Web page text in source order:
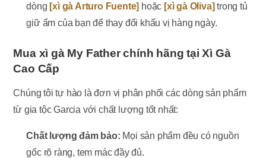
dòng [xì gà Arturo Fuente] hoặc [xì gà Oliva] trong tủ
giữ ẩm của bạn để thay đổi khẩu vị hàng ngày.
Mua xì gà My Father chính hãng tại Xì Gà
Cao Cấp
Chúng tôi tự hào là đơn vị phân phối các dòng sản phẩm
từ gia tộc Garcia với chất lượng tốt nhất:
Chất lượng đảm bảo: Mọi sản phẩm đều có nguồn
gốc rõ ràng, tem mác đầy đủ.